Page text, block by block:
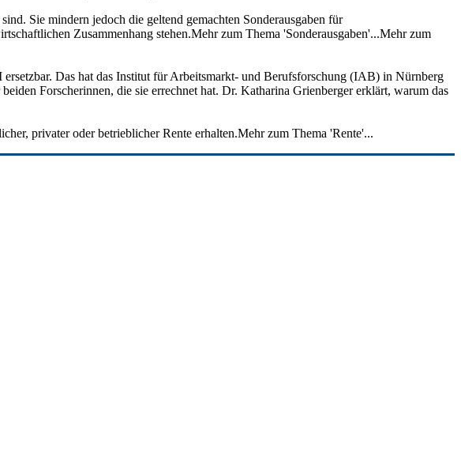
Sie mindern jedoch die geltend gemachten Sonderausgaben für
Zusammenhang stehen.Mehr zum Thema 'Sonderausgaben'...Mehr zum
Das hat das Institut für Arbeitsmarkt- und Berufsforschung (IAB) in Nürnberg
Forscherinnen, die sie errechnet hat. Dr. Katharina Grienberger erklärt, warum das
privater oder betrieblicher Rente erhalten.Mehr zum Thema 'Rente'...